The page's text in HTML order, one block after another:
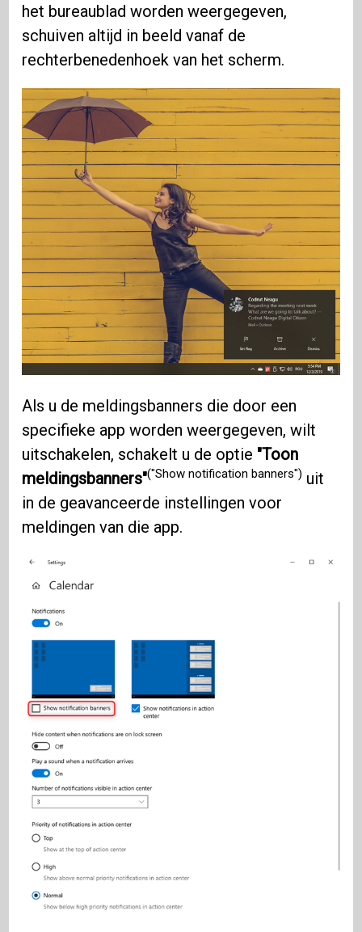
het bureaublad worden weergegeven,
schuiven altijd in beeld vanaf de
rechterbenedenhoek van het scherm.
Als u de meldingsbanners die door een
specifieke app worden weergegeven, wilt
uitschakelen, schakelt u de optie "Toon
meldingsbanners"("Show notification banners") uit
in de geavanceerde instellingen voor
meldingen van die app.